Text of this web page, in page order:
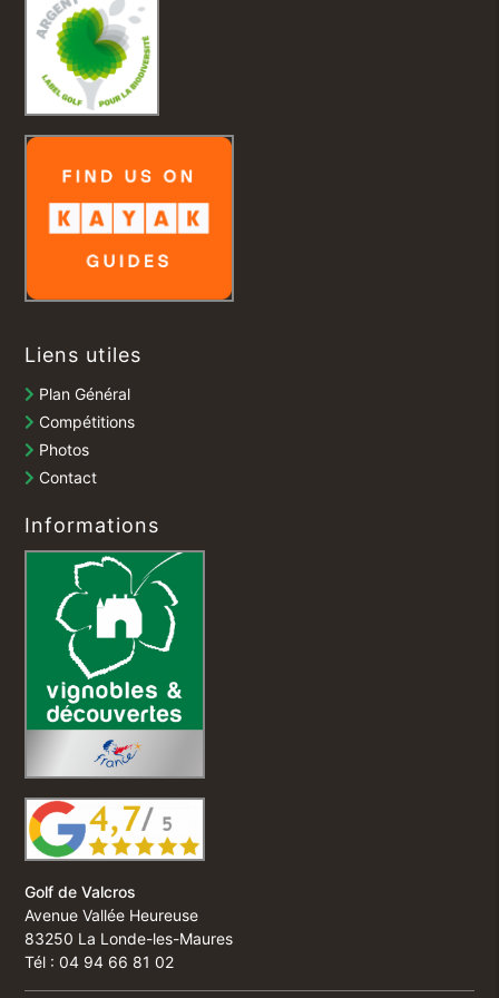
Liens utiles
Plan Général
Compétitions
Photos
Contact
Informations
Golf de Valcros
Avenue Vallée Heureuse
83250 La Londe-les-Maures
Tél : 04 94 66 81 02